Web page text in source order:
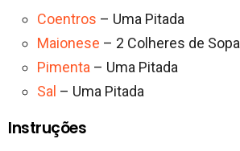
Coentros – Uma Pitada
Maionese – 2 Colheres de Sopa
Pimenta – Uma Pitada
Sal – Uma Pitada
Instruções